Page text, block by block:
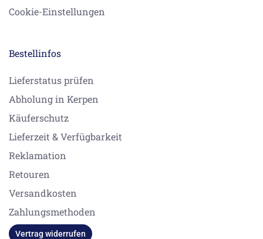
Cookie-Einstellungen
Bestellinfos
Lieferstatus prüfen
Abholung in Kerpen
Käuferschutz
Lieferzeit & Verfügbarkeit
Reklamation
Retouren
Versandkosten
Zahlungsmethoden
Vertrag widerrufen